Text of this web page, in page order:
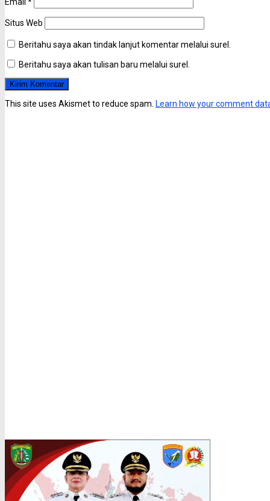
Situs Web
Beritahu saya akan tindak lanjut komentar melalui surel.
Beritahu saya akan tulisan baru melalui surel.
This site uses Akismet to reduce spam. Learn how your comment